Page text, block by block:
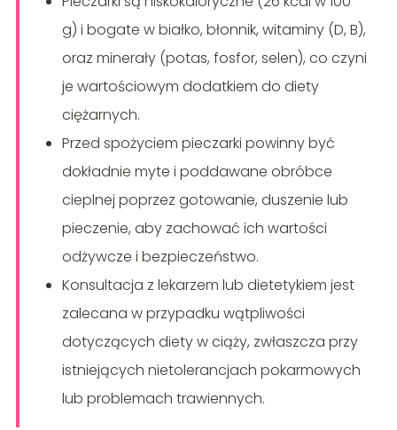
g) i bogate w białko, błonnik, witaminy (D, B),
oraz minerały (potas, fosfor, selen), co czyni
je wartościowym dodatkiem do diety
ciężarnych.
Przed spożyciem pieczarki powinny być
dokładnie myte i poddawane obróbce
cieplnej poprzez gotowanie, duszenie lub
pieczenie, aby zachować ich wartości
odżywcze i bezpieczeństwo.
Konsultacja z lekarzem lub dietetykiem jest
zalecana w przypadku wątpliwości
dotyczących diety w ciąży, zwłaszcza przy
istniejących nietolerancjach pokarmowych
lub problemach trawiennych.